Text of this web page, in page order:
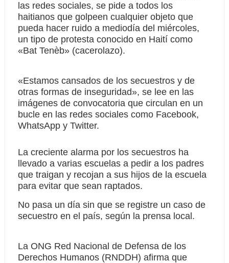
las redes sociales, se pide a todos los
haitianos que golpeen cualquier objeto que
pueda hacer ruido a mediodía del miércoles,
un tipo de protesta conocido en Haití como
«Bat Tenèb» (cacerolazo).
«Estamos cansados de los secuestros y de
otras formas de inseguridad», se lee en las
imágenes de convocatoria que circulan en un
bucle en las redes sociales como Facebook,
WhatsApp y Twitter.
La creciente alarma por los secuestros ha
llevado a varias escuelas a pedir a los padres
que traigan y recojan a sus hijos de la escuela
para evitar que sean raptados.
No pasa un día sin que se registre un caso de
secuestro en el país, según la prensa local.
La ONG Red Nacional de Defensa de los
Derechos Humanos (RNDDH) afirma que